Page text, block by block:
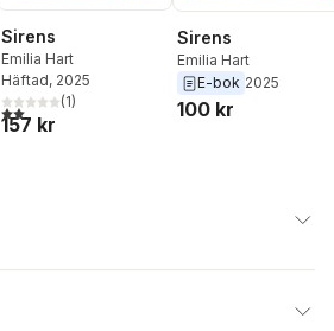
Sirens
Emilia Hart
Häftad, 2025
2,0utav 5 stjärnor. Totalt antal röster:
(1)
157 kr
Sirens
Emilia Hart
E-bok 2025
100 kr